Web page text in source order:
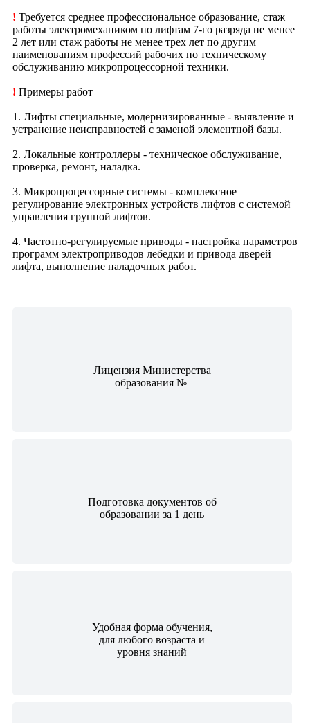
! Требуется среднее профессиональное образование, стаж
работы электромехаником по лифтам 7-го разряда не менее
2 лет или стаж работы не менее трех лет по другим
наименованиям профессий рабочих по техническому
обслуживанию микропроцессорной техники.
! Примеры работ
1. Лифты специальные, модернизированные - выявление и
устранение неисправностей с заменой элементной базы.
2. Локальные контроллеры - техническое обслуживание,
проверка, ремонт, наладка.
3. Микропроцессорные системы - комплексное
регулирование электронных устройств лифтов с системой
управления группой лифтов.
4. Частотно-регулируемые приводы - настройка параметров
программ электроприводов лебедки и привода дверей
лифта, выполнение наладочных работ.
Лицензия Министерства
образования №
Подготовка документов об
образовании за 1 день
Удобная форма обучения,
для любого возраста и
уровня знаний